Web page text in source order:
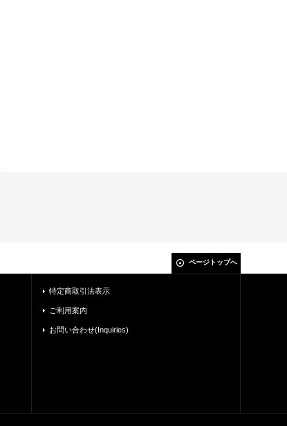
ページトップへ
特定商取引法表示
ご利用案内
お問い合わせ(Inquiries)